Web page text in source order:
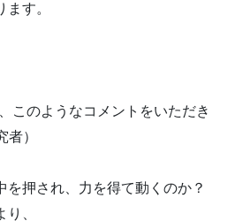
す。
このようなコメントをいただき
者）
を押され、力を得て動くのか？
、